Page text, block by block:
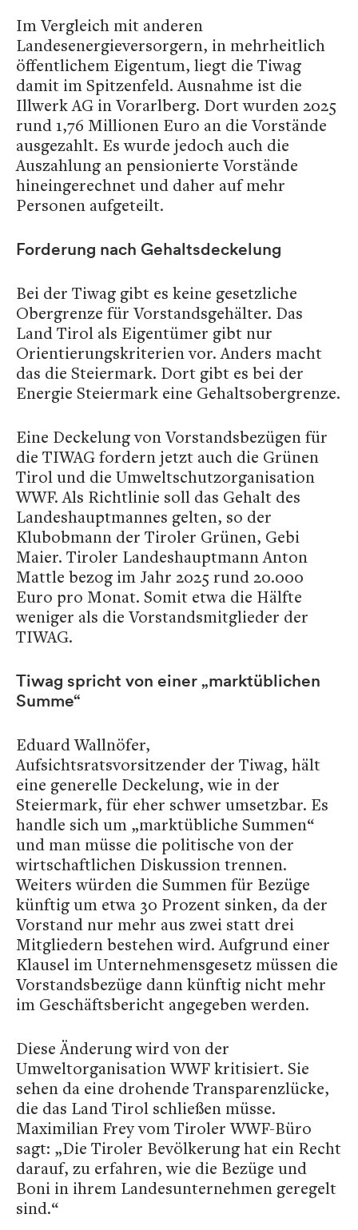
Im Vergleich mit anderen
Landesenergieversorgern, in mehrheitlich
öffentlichem Eigentum, liegt die Tiwag
damit im Spitzenfeld. Ausnahme ist die
Illwerk AG in Vorarlberg. Dort wurden 2025
rund 1,76 Millionen Euro an die Vorstände
ausgezahlt. Es wurde jedoch auch die
Auszahlung an pensionierte Vorstände
hineingerechnet und daher auf mehr
Personen aufgeteilt.
Forderung nach Gehaltsdeckelung
Bei der Tiwag gibt es keine gesetzliche
Obergrenze für Vorstandsgehälter. Das
Land Tirol als Eigentümer gibt nur
Orientierungskriterien vor. Anders macht
das die Steiermark. Dort gibt es bei der
Energie Steiermark eine Gehaltsobergrenze.
Eine Deckelung von Vorstandsbezügen für
die TIWAG fordern jetzt auch die Grünen
Tirol und die Umweltschutzorganisation
WWF. Als Richtlinie soll das Gehalt des
Landeshauptmannes gelten, so der
Klubobmann der Tiroler Grünen, Gebi
Maier. Tiroler Landeshauptmann Anton
Mattle bezog im Jahr 2025 rund 20.000
Euro pro Monat. Somit etwa die Hälfte
weniger als die Vorstandsmitglieder der
TIWAG.
Tiwag spricht von einer „marktüblichen
Summe“
Eduard Wallnöfer,
Aufsichtsratsvorsitzender der Tiwag, hält
eine generelle Deckelung, wie in der
Steiermark, für eher schwer umsetzbar. Es
handle sich um „marktübliche Summen“
und man müsse die politische von der
wirtschaftlichen Diskussion trennen.
Weiters würden die Summen für Bezüge
künftig um etwa 30 Prozent sinken, da der
Vorstand nur mehr aus zwei statt drei
Mitgliedern bestehen wird. Aufgrund einer
Klausel im Unternehmensgesetz müssen die
Vorstandsbezüge dann künftig nicht mehr
im Geschäftsbericht angegeben werden.
Diese Änderung wird von der
Umweltorganisation WWF kritisiert. Sie
sehen da eine drohende Transparenzlücke,
die das Land Tirol schließen müsse.
Maximilian Frey vom Tiroler WWF-Büro
sagt: „Die Tiroler Bevölkerung hat ein Recht
darauf, zu erfahren, wie die Bezüge und
Boni in ihrem Landesunternehmen geregelt
sind.“